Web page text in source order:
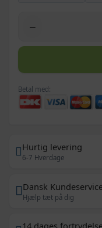
−
Betal med:
Hurtig levering
6-7 Hverdage
Dansk
Hjælp tæt på dig